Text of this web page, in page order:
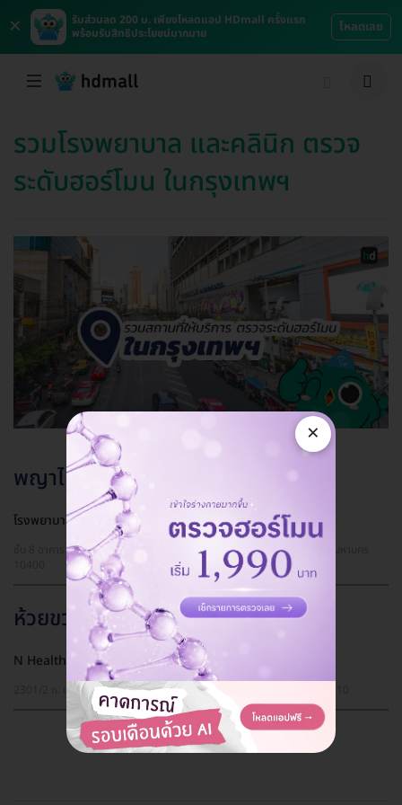
×
รับส่วนลด 200 บ. เพียงโหลดแอป HDmall ครั้งแรก
พร้อมรับสิทธิประโยชน์มากมาย
โหลดเลย
รวมโรงพยาบาล และคลินิก ตรวจ
ระดับฮอร์โมน ในกรุงเทพฯ
พญาไท
โรงพยาบาลพญาไท 2 ศูนย์เวชศาสตร์ชะลอวัย
ชั้น 8 อาคาร B เลขที่ 943 ถ. พหลโยธิน แขวงสามเสนใน เขตพญาไท กรุงเทพมหานคร
ห้วยขวาง
N Health (เอ็นเฮลท์) สาขากรุงเทพ
2301/2 ถ. เพชรบุรีตัดใหม่ แขวงบางกะปิ เขตห้วยขวาง กรุงเทพมหานคร 10310
×